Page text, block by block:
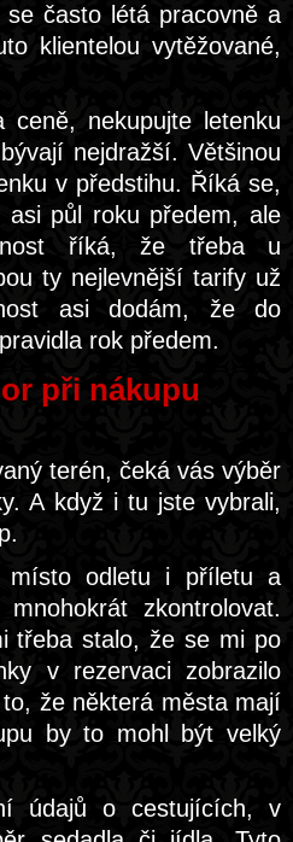
často létá pracovně a
klientelou vytěžované,
nekupujte letenku
nejdražší. Většinou
v předstihu. Říká se,
asi půl roku předem, ale
říká, že třeba u
ty nejlevnější tarify už
asi dodám, že do
rok předem.
při nákupu
terén, čeká vás výběr
A když i tu jste vybrali,
místo odletu i příletu a
zkontrolovat.
třeba stalo, že se mi po
v rezervaci zobrazilo
že některá města mají
by to mohl být velký
údajů o cestujících, v